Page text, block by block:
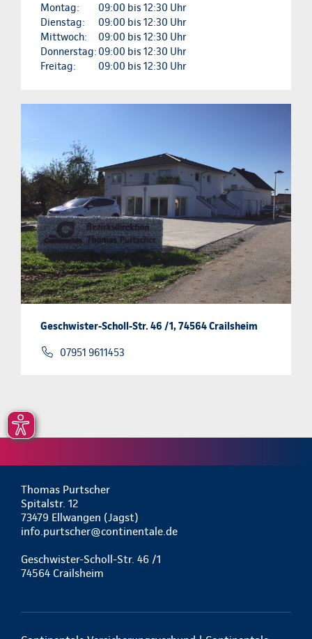
Montag:
09:00 bis 12:30 Uhr
Dienstag:
09:00 bis 12:30 Uhr
Mittwoch:
09:00 bis 12:30 Uhr
Donnerstag: 09:00 bis 12:30 Uhr
Freitag:
09:00 bis 12:30 Uhr
Geschwister-Scholl-Str. 46 /1, 74564 Crailsheim
07951 9611453
Thomas Purtscher
Spitalstr. 12
73479 Ellwangen (Jagst)
info.purtscher@continentale.de
Geschwister-Scholl-Str. 46 /1
74564 Crailsheim